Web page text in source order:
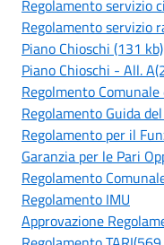
Regolamento servizio
Regolamento servizio
Piano Chioschi (131 kb)
Piano Chioschi - All.
Regolmento
Regolamento Guida
Regolamento per il
Garanzia per le Pari
Regolamento
Regolamento IMU
Approvazione